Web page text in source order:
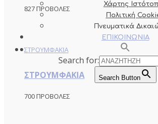
Χάρτης
Πολιτική
Πνευματικά
ΕΠΙΚΟΙΝΩΝΙΑ
Search for:
Search Button
827 ΠΡΟΒΟΛΕΣ
ΣΤΡΟΥΜΦΑΚΙΑ
ΣΤΡΟΥΜΦΑΚΙΑ
700 ΠΡΟΒΟΛΕΣ